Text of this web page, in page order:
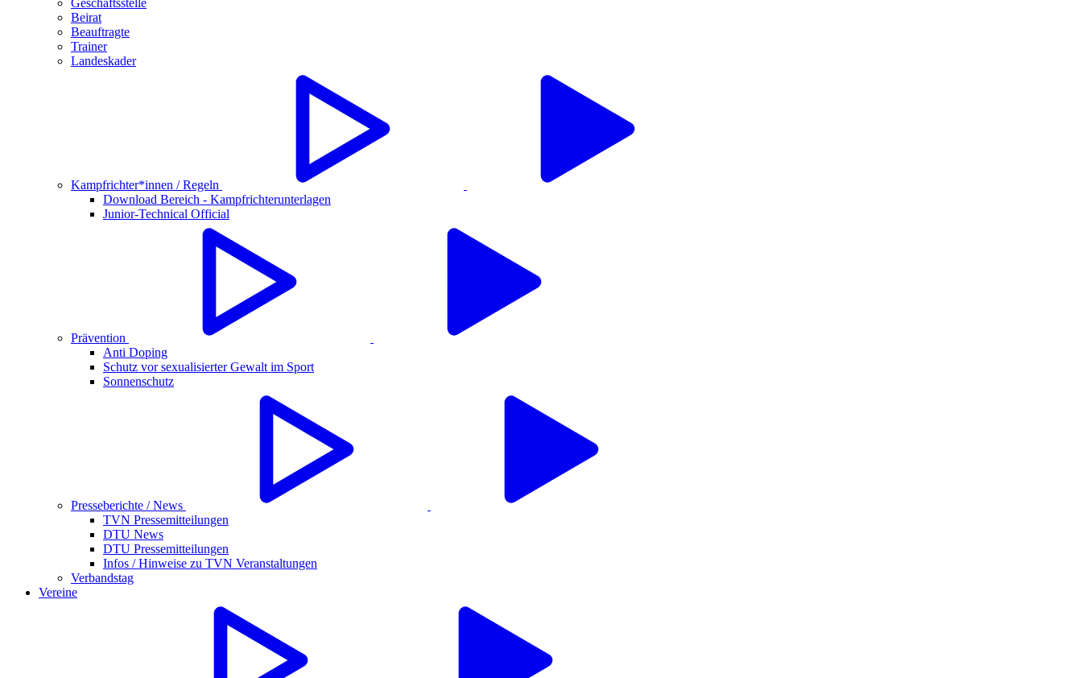
Beirat
Beauftragte
Trainer
Landeskader
Kampfrichter*innen / Regeln
Download Bereich - Kampfrichterunterlagen
Junior-Technical Official
Prävention
Anti Doping
Schutz vor sexualisierter Gewalt im Sport
Sonnenschutz
Presseberichte / News
TVN Pressemitteilungen
DTU News
DTU Pressemitteilungen
Infos / Hinweise zu TVN Veranstaltungen
Verbandstag
Vereine